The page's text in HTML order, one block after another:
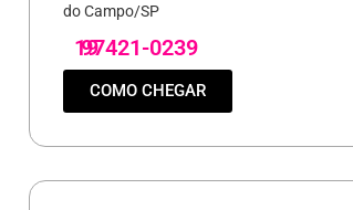
do Campo/SP
19
97421-0239
COMO CHEGAR